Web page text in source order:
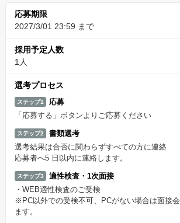
応募期限
2027/3/01 23:59 まで
採用予定人数
1人
選考プロセス
ステップ1
応募
「応募する」ボタンよりご応募ください
ステップ2
書類選考
選考結果は合否に関わらずすべての方に連絡
応募者へ5 日以内に連絡します。
ステップ3
適性検査・1次面接
・WEB適性検査のご受検
※PC以外での受検不可、PCがない場合は面接
ます。